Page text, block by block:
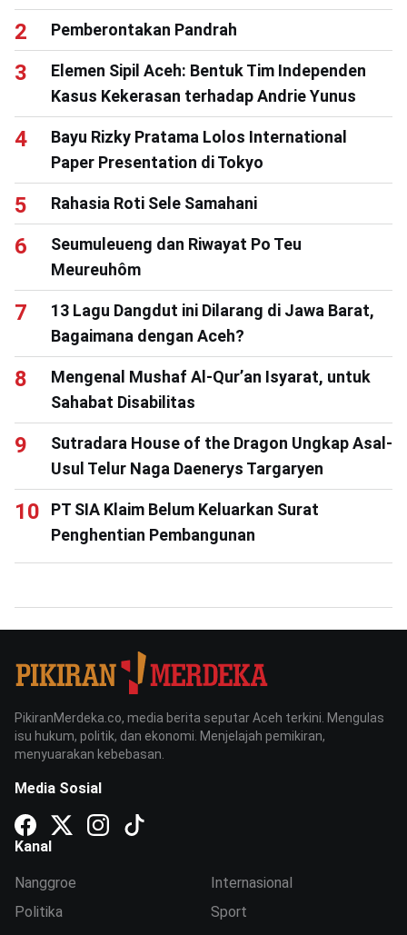
Pemberontakan Pandrah
Elemen Sipil Aceh: Bentuk Tim Independen
Kasus Kekerasan terhadap Andrie Yunus
Bayu Rizky Pratama Lolos International
Paper Presentation di Tokyo
Rahasia Roti Sele Samahani
Seumuleueng dan Riwayat Po Teu
Meureuhôm
13 Lagu Dangdut ini Dilarang di Jawa Barat,
Bagaimana dengan Aceh?
Mengenal Mushaf Al-Qur’an Isyarat, untuk
Sahabat Disabilitas
Sutradara House of the Dragon Ungkap Asal-
Usul Telur Naga Daenerys Targaryen
PT SIA Klaim Belum Keluarkan Surat
Penghentian Pembangunan
PikiranMerdeka.co, media berita seputar Aceh terkini. Mengulas
isu hukum, politik, dan ekonomi. Menjelajah pemikiran,
menyuarakan kebebasan.
Media Sosial
Kanal
Nanggroe
Politika
Internasional
Sport